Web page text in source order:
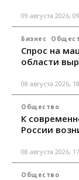
09 августа 2026,
Бизнес
Спрос на
области
08 августа 2026,
Общество
К
России
08 августа 2026,
Общество